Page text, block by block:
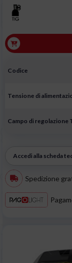
Codice
Tensione di
Campo di regolazione
Accedi alla scheda
Spedizione